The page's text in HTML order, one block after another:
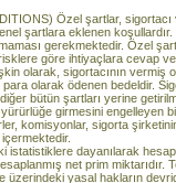
Özel şartlar, sigortacı
şartlara eklenen
gerekmektedir. Özel
göre ihtiyaçlara cevap
olarak, sigortacının vermiş
olarak ödenen bedeldir.
bütün şartları yerine
girmesini engelleyen
komisyonlar, sigorta
istatistiklere dayanılarak
net prim miktarıdır.
üzerindeki yasal hakların